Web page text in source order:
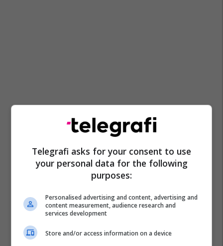
Telegrafi asks for your consent to use
your personal data for the following
purposes:
Personalised advertising and content, advertising and
content measurement, audience research and
services development
Store and/or access information on a device